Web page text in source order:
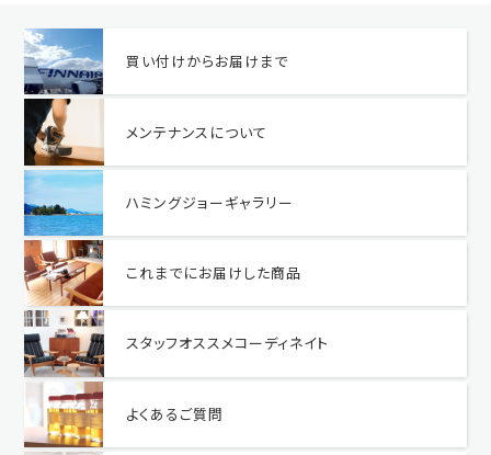
買い付けからお届けまで
メンテナンスについて
ハミングジョーギャラリー
これまでにお届けした商品
スタッフオススメコーディネイト
よくあるご質問